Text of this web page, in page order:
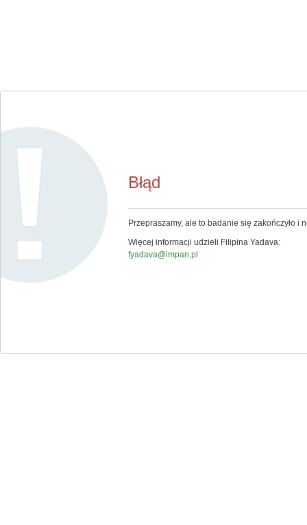
Błąd
Przepraszamy, ale to badanie się zakończyło i
Więcej informacji udzieli Filipina Yadava:
fyadava@impan.pl